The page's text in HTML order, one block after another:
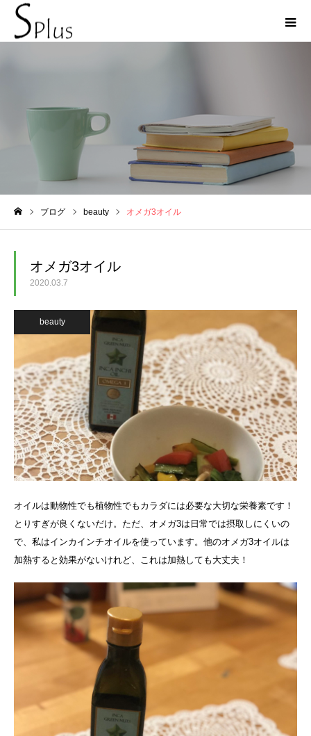
ブログ
ブログ beauty オメガ3オイル
オメガ3オイル
2020.03.7
beauty
オイルは動物性でも植物性でもカラダには必要な大切な栄養素です！
とりすぎが良くないだけ。ただ、オメガ3は日常では摂取しにくいの
で、私はインカインチオイルを使っています。他のオメガ3オイルは
加熱すると効果がないけれど、これは加熱しても大丈夫！